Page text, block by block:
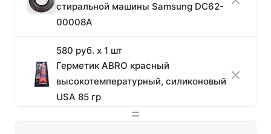
стиральной машины Samsung DC62-
00008A
Герметик ABRO красный
высокотемпературный, силиконовый
USA 85 гр
580 руб. x 1 шт